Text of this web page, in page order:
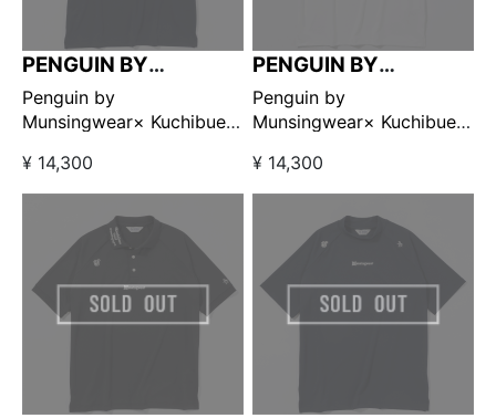
PENGUIN BY
MUNSINGWEAR
Penguin by
Munsingwear× Kuchibue
ツ ネイビー 【GO/LOOK!限
定販売】
¥ 14,300
PENGUIN BY
MUNSINGWEAR
Penguin by
Munsingwear× Kuchibue
ツ ホワイト 【GO/LOOK!限
定販売】
¥ 14,300